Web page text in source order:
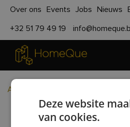
Over ons Events Jobs Nieuws
+32 51 79 49 19
Alle blogs
In de pers: Modulair woonconcept van
Deze website
van cookies.